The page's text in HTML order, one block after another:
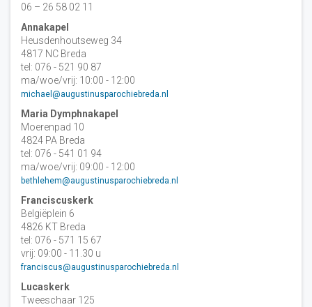
06 – 26 58 02 11
Annakapel
Heusdenhoutseweg 34
4817 NC Breda
tel: 076 - 521 90 87
ma/woe/vrij: 10:00 - 12:00
michael@augustinusparochiebreda.nl
Maria Dymphnakapel
Moerenpad 10
4824 PA Breda
tel: 076 - 541 01 94
ma/woe/vrij: 09:00 - 12:00
bethlehem@augustinusparochiebreda.nl
Franciscuskerk
Belgiëplein 6
4826 KT Breda
tel: 076 - 571 15 67
vrij: 09:00 - 11.30 u
franciscus@augustinusparochiebreda.nl
Lucaskerk
Tweeschaar 125